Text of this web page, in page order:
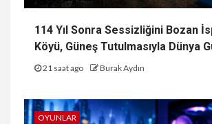
114 Yıl Sonra Sessizliğini Bozan
Köyü, Güneş Tutulmasıyla Dünya
21 saat ago Burak Aydın
OYUNLAR